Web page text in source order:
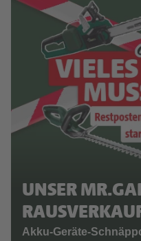
UNSER
Akku-Geräte-